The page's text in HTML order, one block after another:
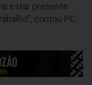
estar presente
contou PC.